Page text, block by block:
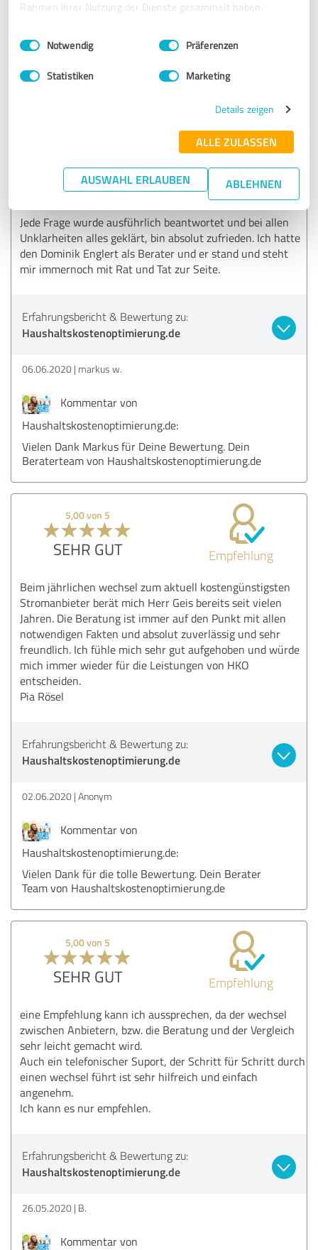
Rahmen Ihrer Nutzung der Dienste gesammelt haben.
Impressum Datenschutzbestimmungen
Einwilligungsauswahl
Notwendig Präferenzen
Statistiken Marketing
Details zeigen
ALLE ZULASSEN
AUSWAHL ERLAUBEN ABLEHNEN
Sehr zu empfehlen!!!
Erfahrungsbericht & Bewertung zu:
Haushaltskostenoptimierung.de
SEHR GUT Empfehlung
Jede Frage wurde ausführlich beantwortet und bei allen
Unklarheiten alles geklärt, bin absolut zufrieden. Ich hatte
den Dominik Englert als Berater und er stand und steht
mir immernoch mit Rat und Tat zur Seite.
Erfahrungsbericht & Bewertung zu:
Haushaltskostenoptimierung.de
06.06.2020 markus w.
Kommentar von
Haushaltskostenoptimierung.de:
Vielen Dank Markus für Deine Bewertung. Dein
Beraterteam von Haushaltskostenoptimierung.de
5,00 von 5
SEHR GUT Empfehlung
Beim jährlichen wechsel zum aktuell kostengünstigsten
Stromanbieter berät mich Herr Geis bereits seit vielen
Jahren. Die Beratung ist immer auf den Punkt mit allen
notwendigen Fakten und absolut zuverlässig und sehr
freundlich. Ich fühle mich sehr gut aufgehoben und würde
mich immer wieder für die Leistungen von HKO
entscheiden.
Pia Rösel
Erfahrungsbericht & Bewertung zu:
Haushaltskostenoptimierung.de
02.06.2020 Anonym
Kommentar von
Haushaltskostenoptimierung.de:
Vielen Dank für die tolle Bewertung. Dein Berater
Team von Haushaltskostenoptimierung.de
5,00 von 5
SEHR GUT Empfehlung
eine Empfehlung kann ich aussprechen, da der wechsel
zwischen Anbietern, bzw. die Beratung und der Vergleich
sehr leicht gemacht wird.
Auch ein telefonischer Suport, der Schritt für Schritt durch
einen wechsel führt ist sehr hilfreich und einfach
angenehm.
Ich kann es nur empfehlen.
Erfahrungsbericht & Bewertung zu:
Haushaltskostenoptimierung.de
26.05.2020 B.
Kommentar von